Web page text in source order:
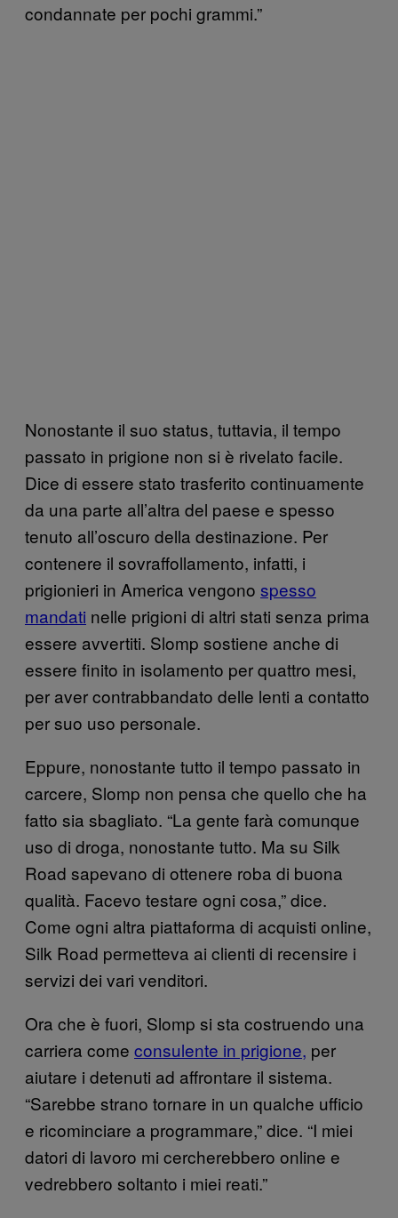
condannate per pochi grammi.”
Nonostante il suo status, tuttavia, il tempo
passato in prigione non si è rivelato facile.
Dice di essere stato trasferito continuamente
da una parte all’altra del paese e spesso
tenuto all’oscuro della destinazione. Per
contenere il sovraffollamento, infatti, i
prigionieri in America vengono spesso
mandati nelle prigioni di altri stati senza prima
essere avvertiti. Slomp sostiene anche di
essere finito in isolamento per quattro mesi,
per aver contrabbandato delle lenti a contatto
per suo uso personale.
Eppure, nonostante tutto il tempo passato in
carcere, Slomp non pensa che quello che ha
fatto sia sbagliato. “La gente farà comunque
uso di droga, nonostante tutto. Ma su Silk
Road sapevano di ottenere roba di buona
qualità. Facevo testare ogni cosa,” dice.
Come ogni altra piattaforma di acquisti online,
Silk Road permetteva ai clienti di recensire i
servizi dei vari venditori.
Ora che è fuori, Slomp si sta costruendo una
carriera come consulente in prigione, per
aiutare i detenuti ad affrontare il sistema.
“Sarebbe strano tornare in un qualche ufficio
e ricominciare a programmare,” dice. “I miei
datori di lavoro mi cercherebbero online e
vedrebbero soltanto i miei reati.”